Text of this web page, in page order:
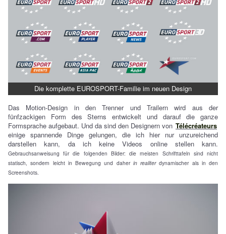
Die komplette EUROSPORT-Familie im neuen Design
Das Motion-Design in den Trenner und Trailern wird aus der
fünfzackigen Form des Sterns entwickelt und darauf die ganze
Formsprache aufgebaut. Und da sind den Designern von Télécréateurs
einige spannende Dinge gelungen, die ich hier nur unzureichend
darstellen kann, da ich keine Videos online stellen kann.
Gebrauchsanweisung für die folgenden Bilder: die meisten Schrifttafeln sind nicht
statisch, sondern leicht in Bewegung und daher in realiterdynamischer als in den
Screenshots.